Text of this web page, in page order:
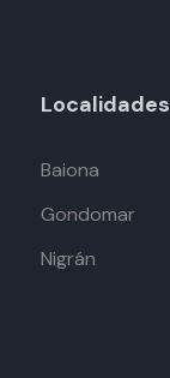
Localidades
Baiona
Gondomar
Nigrán